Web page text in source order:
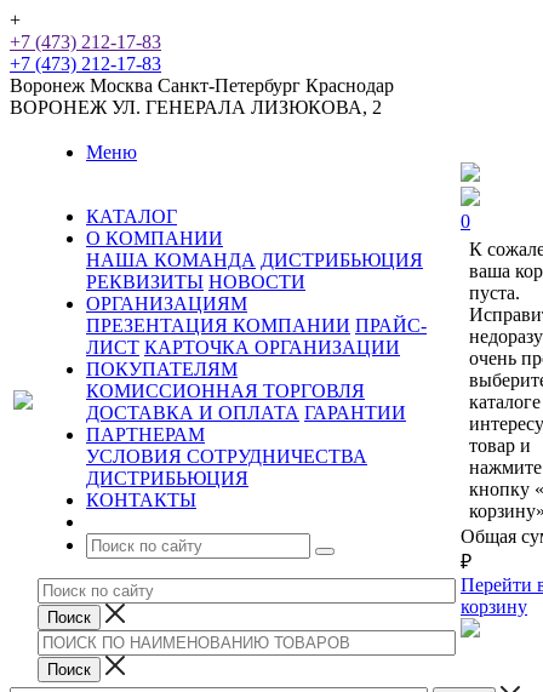
+
+7 (473) 212-17-83
+7 (473) 212-17-83
Воронеж Москва Санкт-Петербург Краснодар
ВОРОНЕЖ УЛ. ГЕНЕРАЛА ЛИЗЮКОВА, 2
Меню
КАТАЛОГ
О КОМПАНИИ
НАША КОМАНДА ДИСТРИБЬЮЦИЯ
РЕКВИЗИТЫ НОВОСТИ
ОРГАНИЗАЦИЯМ
ПРЕЗЕНТАЦИЯ КОМПАНИИ ПРАЙС-
ЛИСТ КАРТОЧКА ОРГАНИЗАЦИИ
ПОКУПАТЕЛЯМ
КОМИССИОННАЯ ТОРГОВЛЯ
ДОСТАВКА И ОПЛАТА ГАРАНТИИ
ПАРТНЕРАМ
УСЛОВИЯ СОТРУДНИЧЕСТВА
ДИСТРИБЬЮЦИЯ
КОНТАКТЫ
0
К
ваша
пуста.
очень
каталоге
товар и
нажмите
кнопку
Общая
₽
Перейти
корзину